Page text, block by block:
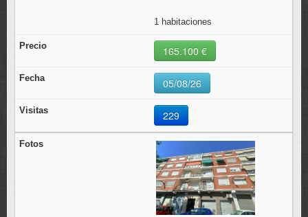
1 habitaciones
165.100 €
05/08/26
229